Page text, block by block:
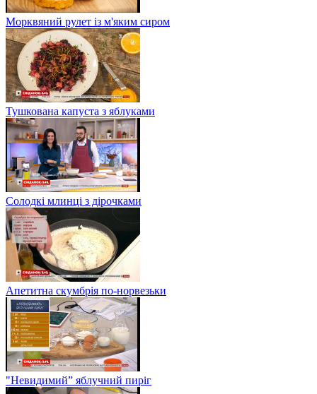
Морквяний рулет із м'яким сиром
Тушкована капуста з яблуками
Солодкі млинці з дірочками
Апетитна скумбрія по-норвезьки
"Невидимий” яблучний пиріг